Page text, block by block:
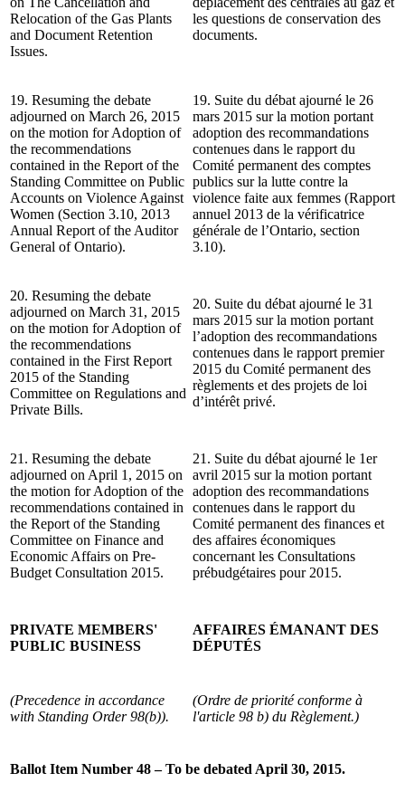
Relocation of the Gas Plants
and Document Retention
Issues.
les questions de conservation des
documents.
19. Resuming the debate
adjourned on March 26, 2015
on the motion for Adoption of
the recommendations
contained in the Report of the
Standing Committee on Public
Accounts on Violence Against
Women (Section 3.10, 2013
Annual Report of the Auditor
General of Ontario).
19. Suite du débat ajourné le 26
mars 2015 sur la motion portant
adoption des recommandations
contenues dans le rapport du
Comité permanent des comptes
publics sur la lutte contre la
violence faite aux femmes (Rapport
annuel 2013 de la vérificatrice
générale de l’Ontario, section
3.10).
20. Resuming the debate
adjourned on March 31, 2015
on the motion for Adoption of
the recommendations
contained in the First Report
2015 of the Standing
Committee on Regulations and
Private Bills.
20. Suite du débat ajourné le 31
mars 2015 sur la motion portant
l’adoption des recommandations
contenues dans le rapport premier
2015 du Comité permanent des
règlements et des projets de loi
d’intérêt privé.
21. Resuming the debate
adjourned on April 1, 2015 on
the motion for Adoption of the
recommendations contained in
the Report of the Standing
Committee on Finance and
Economic Affairs on Pre-
Budget Consultation 2015.
21. Suite du débat ajourné le 1er
avril 2015 sur la motion portant
adoption des recommandations
contenues dans le rapport du
Comité permanent des finances et
des affaires économiques
concernant les Consultations
prébudgétaires pour 2015.
PRIVATE MEMBERS'
PUBLIC BUSINESS
AFFAIRES ÉMANANT DES
DÉPUTÉS
(Precedence in accordance
with Standing Order 98(b)).
(Ordre de priorité conforme à
l'article 98 b) du Règlement.)
Ballot Item Number 48 – To be debated April 30, 2015.